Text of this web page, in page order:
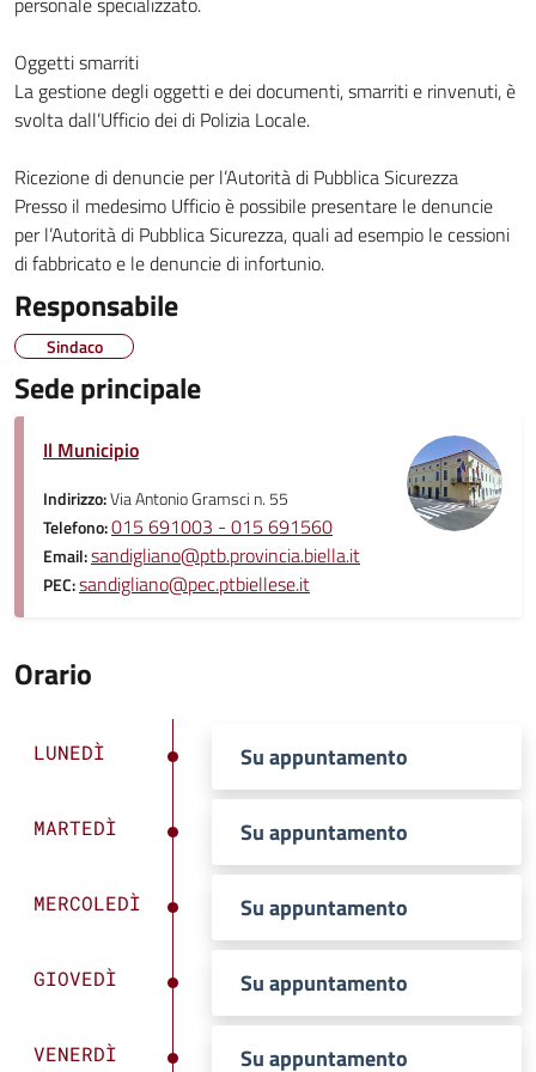
Oggetti smarriti
La gestione degli oggetti e dei documenti, smarriti e rinvenuti, è
svolta dall’Ufficio dei di Polizia Locale.
Ricezione di denuncie per l’Autorità di Pubblica Sicurezza
Presso il medesimo Ufficio è possibile presentare le denuncie
per l’Autorità di Pubblica Sicurezza, quali ad esempio le cessioni
di fabbricato e le denuncie di infortunio.
Responsabile
Sindaco
Sede principale
Il Municipio
Indirizzo:Via Antonio Gramsci n. 55
Telefono:015 691003 - 015 691560
Email:sandigliano@ptb.provincia.biella.it
PEC:sandigliano@pec.ptbiellese.it
Orario
LUNEDÌ Su appuntamento
MARTEDÌ Su appuntamento
MERCOLEDÌ Su appuntamento
GIOVEDÌ Su appuntamento
VENERDÌ Su appuntamento